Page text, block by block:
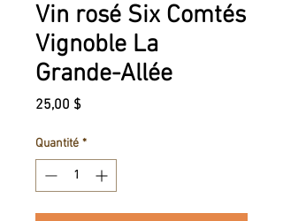
Vin rosé Six Comtés
Vignoble La
Grande-Allée
25,00 $Prix
Quantité *